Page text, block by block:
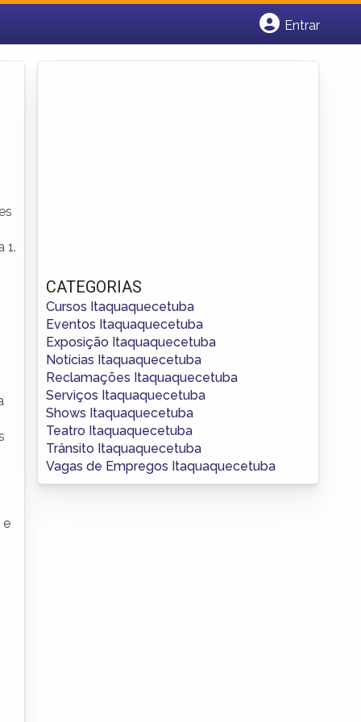
Entrar
1.
e
CATEGORIAS
Cursos Itaquaquecetuba
Eventos Itaquaquecetuba
Exposição Itaquaquecetuba
Notícias Itaquaquecetuba
Reclamações Itaquaquecetuba
Serviços Itaquaquecetuba
Shows Itaquaquecetuba
Teatro Itaquaquecetuba
Trânsito Itaquaquecetuba
Vagas de Empregos Itaquaquecetuba